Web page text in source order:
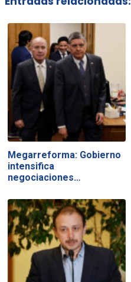
Megarreforma: Gobierno
intensifica
negociaciones…